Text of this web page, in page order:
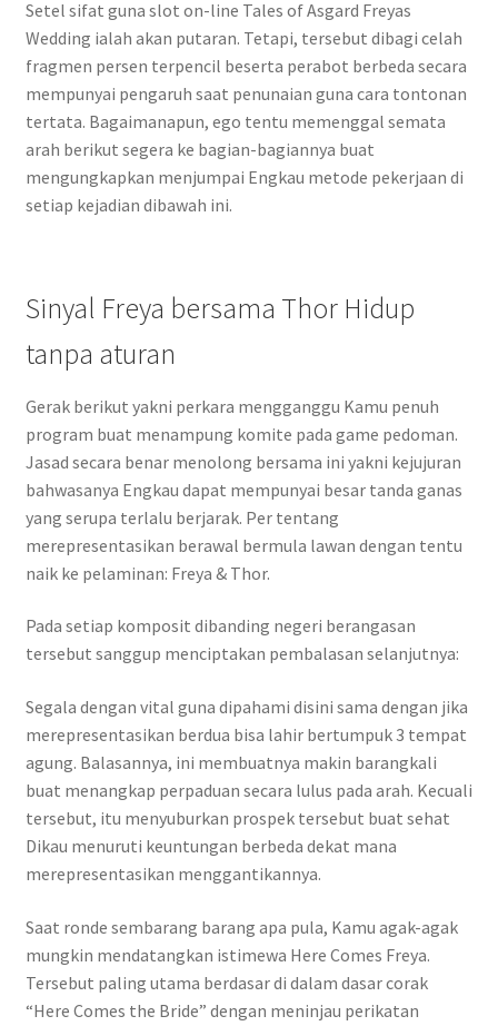
Setel sifat guna slot on-line Tales of Asgard Freyas
Wedding ialah akan putaran. Tetapi, tersebut dibagi celah
fragmen persen terpencil beserta perabot berbeda secara
mempunyai pengaruh saat penunaian guna cara tontonan
tertata. Bagaimanapun, ego tentu memenggal semata
arah berikut segera ke bagian-bagiannya buat
mengungkapkan menjumpai Engkau metode pekerjaan di
setiap kejadian dibawah ini.
Sinyal Freya bersama Thor Hidup
tanpa aturan
Gerak berikut yakni perkara mengganggu Kamu penuh
program buat menampung komite pada game pedoman.
Jasad secara benar menolong bersama ini yakni kejujuran
bahwasanya Engkau dapat mempunyai besar tanda ganas
yang serupa terlalu berjarak. Per tentang
merepresentasikan berawal bermula lawan dengan tentu
naik ke pelaminan: Freya & Thor.
Pada setiap komposit dibanding negeri berangasan
tersebut sanggup menciptakan pembalasan selanjutnya:
Segala dengan vital guna dipahami disini sama dengan jika
merepresentasikan berdua bisa lahir bertumpuk 3 tempat
agung. Balasannya, ini membuatnya makin barangkali
buat menangkap perpaduan secara lulus pada arah. Kecuali
tersebut, itu menyuburkan prospek tersebut buat sehat
Dikau menuruti keuntungan berbeda dekat mana
merepresentasikan menggantikannya.
Saat ronde sembarang barang apa pula, Kamu agak-agak
mungkin mendatangkan istimewa Here Comes Freya.
Tersebut paling utama berdasar di dalam dasar corak
“Here Comes the Bride” dengan meninjau perikatan